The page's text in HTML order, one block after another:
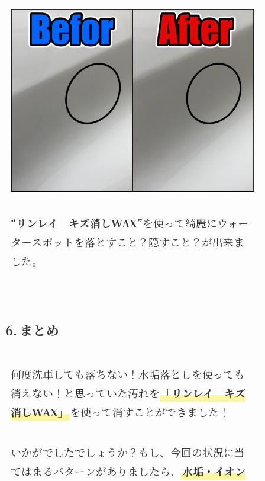
“リンレイ キズ消しWAX”を使って綺麗にウォー
タースポットを落とすこと？隠すこと？が出来ま
した。
6. まとめ
何度洗車しても落ちない！水垢落としを使っても
消えない！と思っていた汚れを「リンレイ キズ
消しWAX」を使って消すことができました！
いかがでしたでしょうか？もし、今回の状況に当
てはまるパターンがありましたら、 水垢・イオン